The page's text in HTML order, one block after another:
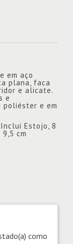
em aço
plana, faca
e alicate.
e
poliéster e em
Estojo, 8
cm
como